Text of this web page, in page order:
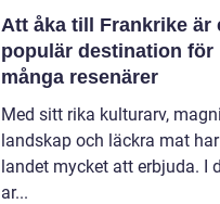
Att åka till Frankrike är
populär destination för
många resenärer
Med sitt rika kulturarv,
landskap och läckra mat har
landet mycket att erbjuda. I
ar...